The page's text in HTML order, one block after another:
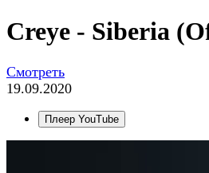
Creye - Siberia
Смотреть
19.09.2020
Плеер YouTube